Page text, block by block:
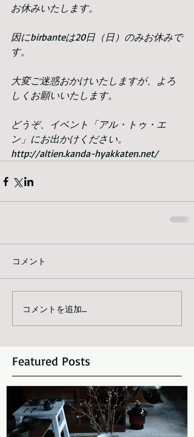
お休みいたします。
因にbirbanteは20日（日）のみお休みで
す。
大変ご迷惑おかけいたしますが、よろ
しくお願いいたします。
どうぞ、イベント「アル・トゥ・エ
ン」にお出かけください。
http://altien.kanda-hyakkaten.net/
コメント
コメントを追加…
Featured Posts